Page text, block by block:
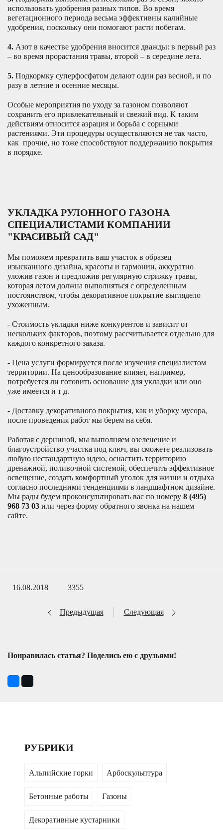
использовать удобрения разных типов. Во время
вегетационного периода весьма эффективны калийные
удобрения, поскольку они помогают расти побегам.
4. Азот в качестве удобрения вносится дважды: в первый раз
– во время прорастания травы, второй – в середине лета.
5. Подкормку суперфосфатом делают один раз весной, и по
разу в летние и осенние месяцы.
Особые мероприятия по уходу за газоном позволяют
сохранить его привлекательный и свежий вид. К таким
действиям относится аэрация и борьба с сорными
растениями. Эти процедуры осуществляются не так часто,
как прочие, но тоже способствуют поддержанию покрытия
в порядке.
УКЛАДКА РУЛОННОГО ГАЗОНА
СПЕЦИАЛИСТАМИ КОМПАНИИ
"КРАСИВЫЙ САД"
Мы поможем превратить ваш участок в образец
изысканного дизайна, красоты и гармонии, аккуратно
уложив газон и предложив регулярную стрижку травы,
которая летом должна выполняться с определенным
постоянством, чтобы декоративное покрытие выглядело
ухоженным.
- Стоимость укладки ниже конкурентов и зависит от
нескольких факторов, поэтому рассчитывается отдельно для
каждого конкретного заказа.
- Цена услуги формируется после изучения специалистом
территории. На ценообразование влияет, например,
потребуется ли готовить основание для укладки или оно
уже имеется и т д.
- Доставку декоративного покрытия, как и уборку мусора,
после проведения работ мы берем на себя.
Работая с дерниной, мы выполняем озеленение и
благоустройство участка под ключ, вы сможете реализовать
любую нестандартную идею, оснастить территорию
дренажной, поливочной системой, обеспечить эффективное
освещение, создать комфортный уголок для жизни и отдыха
согласно последними тенденциями в ландшафтном дизайне.
Мы рады будем проконсультировать вас по номеру 8 (495)
968 73 03 или через форму обратного звонка на нашем
сайте.
16.08.2018 3355
Предыдущая Следующая
Понравилась статья? Поделись ею с друзьями!
РУБРИКИ
Альпийские горки Арбоскульптура
Бетонные работы Газоны
Декоративные кустарники